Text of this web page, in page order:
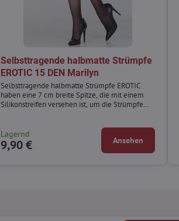
Selbsttragende halbmatte Strümpfe
EROTIC 15 DEN Marilyn
Selbsttragende halbmatte Strümpfe EROTIC
haben eine 7 cm breite Spitze, die mit einem
Silikonstreifen versehen ist, um die Strümpfe
Lagernd
9,90 € Ansehen